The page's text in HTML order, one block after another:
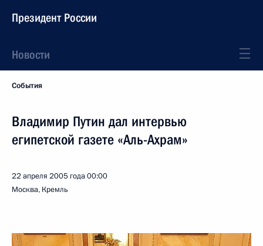
Президент России
Новости
События
Владимир Путин дал интервью
египетской газете «Аль-Ахрам»
22 апреля 2005 года00:00
Москва, Кремль